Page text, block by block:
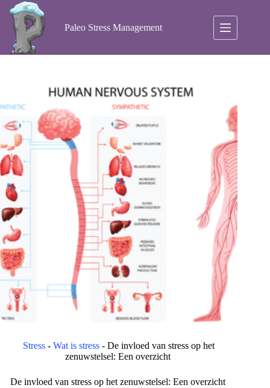
naar
inhoud
Paleo Stress Management
Stress -Wat is stress -De invloed van stress op het
zenuwstelsel: Een overzicht
De invloed van stress op het zenuwstelsel: Een overzicht